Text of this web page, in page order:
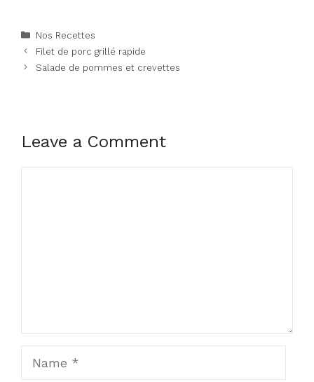
Categories
Nos Recettes
Filet de porc grillé rapide
Salade de pommes et crevettes
Leave a Comment